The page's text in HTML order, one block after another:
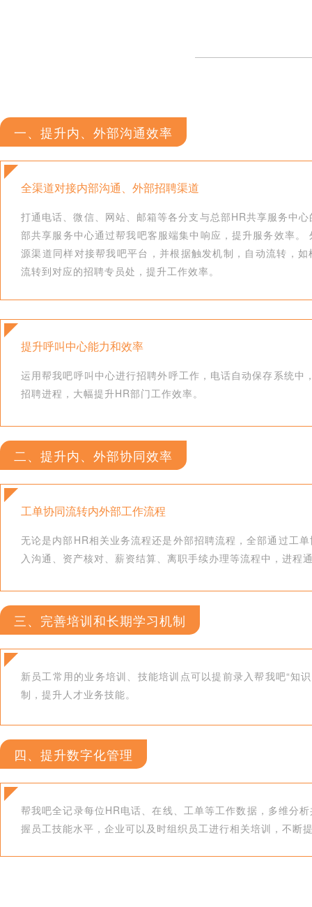
一、提升内、外部沟通效率
全渠道对接内部沟通、外部招聘渠道
打通电话、微信、网站、邮箱等各分支与总部HR共享服务中
部共享服务中心通过帮我吧客服端集中响应，提升服务效率。
源渠道同样对接帮我吧平台，并根据触发机制，自动流转，
流转到对应的招聘专员处，提升工作效率。
提升呼叫中心能力和效率
运用帮我吧呼叫中心进行招聘外呼工作，电话自动保存系统
招聘进程，大幅提升HR部门工作效率。
二、提升内、外部协同效率
工单协同流转内外部工作流程
无论是内部HR相关业务流程还是外部招聘流程，全部通过工
入沟通、资产核对、薪资结算、离职手续办理等流程中，进
三、完善培训和长期学习机制
新员工常用的业务培训、技能培训点可以提前录入帮我吧“知
制，提升人才业务技能。
四、提升数字化管理
帮我吧全记录每位HR电话、在线、工单等工作数据，多维分
握员工技能水平，企业可以及时组织员工进行相关培训，不断